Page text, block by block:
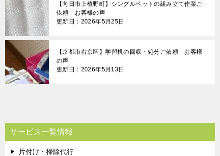
【向日市上植野町】シングルベットの組み立て作業ご
依頼 お客様の声
更新日：2026年5月25日
【京都市右京区】学習机の回収・処分ご依頼 お客様
の声
更新日：2026年5月13日
サービス一覧情報
片付け・掃除代行